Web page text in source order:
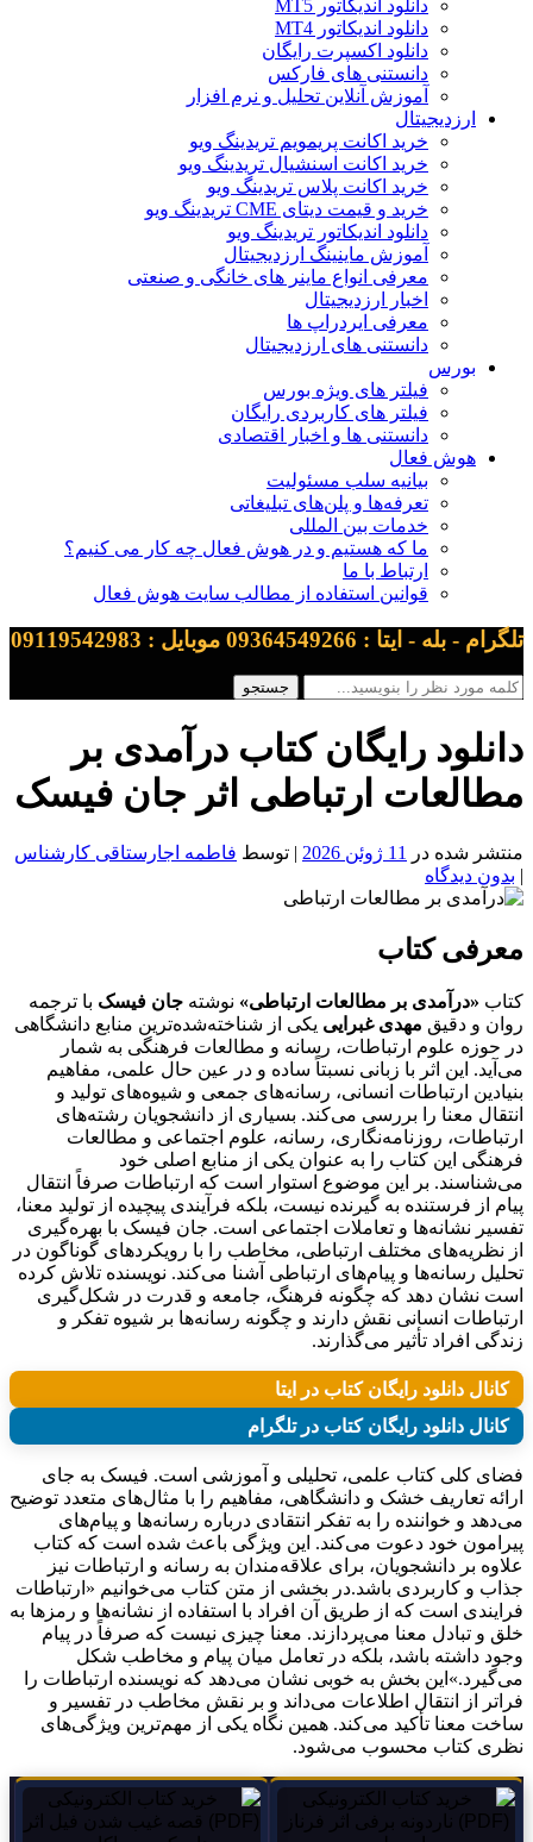
دانلود اندیکاتور MT5
دانلود اندیکاتور MT4
دانلود اکسپرت رایگان
دانستنی های فارکس
آموزش آنلاین تحلیل و نرم افزار
ارزدیجیتال
خرید اکانت پریمویم تریدینگ ویو
خرید اکانت اسنشیال تریدینگ ویو
خرید اکانت پلاس تریدینگ ویو
خرید و قیمت دیتای CME تریدینگ ویو
دانلود اندیکاتور تریدینگ ویو
آموزش ماینینگ ارزدیجیتال
معرفی انواع ماینر های خانگی و صنعتی
اخبار ارزدیجیتال
معرفی ایردراپ ها
دانستنی های ارزدیجیتال
بورس
فیلتر های ویژه بورس
فیلتر های کاربردی رایگان
دانستنی ها و اخبار اقتصادی
هوش فعال
بیانیه سلب مسئولیت
تعرفه‌ها و پلن‌های تبلیغاتی
خدمات بین المللی
ما که هستیم و در هوش فعال چه کار می کنیم؟
ارتباط با ما
قوانین استفاده از مطالب سایت هوش فعال
تلگرام - بله - ایتا : 09364549266 موبایل : 09119542983
دانلود رایگان کتاب درآمدی بر
مطالعات ارتباطی اثر جان فیسک
منتشر شده در 11 ژوئن 2026 | توسط فاطمه اجارستاقی کارشناس
| بدون دیدگاه
معرفی کتاب
کتاب «درآمدی بر مطالعات ارتباطی» نوشته جان فیسک با ترجمه
روان و دقیق مهدی غبرایی یکی از شناخته‌شده‌ترین منابع دانشگاهی
در حوزه علوم ارتباطات، رسانه و مطالعات فرهنگی به شمار
می‌آید. این اثر با زبانی نسبتاً ساده و در عین حال علمی، مفاهیم
بنیادین ارتباطات انسانی، رسانه‌های جمعی و شیوه‌های تولید و
انتقال معنا را بررسی می‌کند. بسیاری از دانشجویان رشته‌های
ارتباطات، روزنامه‌نگاری، رسانه، علوم اجتماعی و مطالعات
فرهنگی این کتاب را به عنوان یکی از منابع اصلی خود
می‌شناسند. بر این موضوع استوار است که ارتباطات صرفاً انتقال
پیام از فرستنده به گیرنده نیست، بلکه فرآیندی پیچیده از تولید معنا،
تفسیر نشانه‌ها و تعاملات اجتماعی است. جان فیسک با بهره‌گیری
از نظریه‌های مختلف ارتباطی، مخاطب را با رویکردهای گوناگون در
تحلیل رسانه‌ها و پیام‌های ارتباطی آشنا می‌کند. نویسنده تلاش کرده
است نشان دهد که چگونه فرهنگ، جامعه و قدرت در شکل‌گیری
ارتباطات انسانی نقش دارند و چگونه رسانه‌ها بر شیوه تفکر و
زندگی افراد تأثیر می‌گذارند.
کانال دانلود رایگان کتاب در ایتا
کانال دانلود رایگان کتاب در تلگرام
فضای کلی کتاب علمی، تحلیلی و آموزشی است. فیسک به جای
ارائه تعاریف خشک و دانشگاهی، مفاهیم را با مثال‌های متعدد توضیح
می‌دهد و خواننده را به تفکر انتقادی درباره رسانه‌ها و پیام‌های
پیرامون خود دعوت می‌کند. این ویژگی باعث شده است که کتاب
علاوه بر دانشجویان، برای علاقه‌مندان به رسانه و ارتباطات نیز
جذاب و کاربردی باشد.در بخشی از متن کتاب می‌خوانیم «ارتباطات
فرایندی است که از طریق آن افراد با استفاده از نشانه‌ها و رمزها به
خلق و تبادل معنا می‌پردازند. معنا چیزی نیست که صرفاً در پیام
وجود داشته باشد، بلکه در تعامل میان پیام و مخاطب شکل
می‌گیرد.»این بخش به خوبی نشان می‌دهد که نویسنده ارتباطات را
فراتر از انتقال اطلاعات می‌داند و بر نقش مخاطب در تفسیر و
ساخت معنا تأکید می‌کند. همین نگاه یکی از مهم‌ترین ویژگی‌های
نظری کتاب محسوب می‌شود.